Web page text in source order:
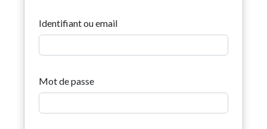
Identifiant ou email
Mot de passe